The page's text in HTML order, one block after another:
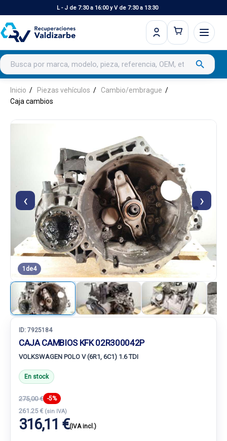
L - J de 7:30 a 16:00 y V de 7:30 a 13:30
Buscar productos search
Inicio Piezas vehículos
Cambio/embrague
Caja cambios
‹ ›
1 de4
ID: 7925184
CAJA CAMBIOS KFK 02R300042P
VOLKSWAGEN POLO V (6R1, 6C1) 1.6 TDI
En stock
275,00 € -5%
261.25 € (sin IVA)
316,11 €(IVA incl.)